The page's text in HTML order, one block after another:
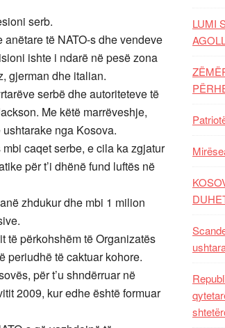
serb.
të NATO-s dhe vendeve
ishte i ndarë në pesë zona
gjerman dhe italian.
serbë dhe autoriteteve të
Me këtë marrëveshje,
nga Kosova.
caqet serbe, e cila ka zgjatur
për t’i dhënë fund luftës në
zhdukur dhe mbi 1 milion
të përkohshëm të Organizatës
periudhë të caktuar kohore.
për t’u shndërruar në
2009, kur edhe është formuar
LUMI